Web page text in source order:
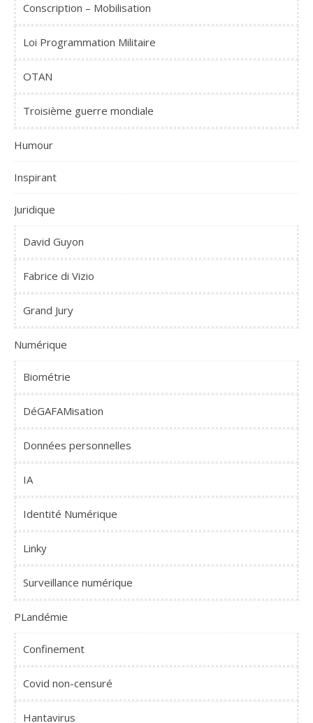
Conscription – Mobilisation
Loi Programmation Militaire
OTAN
Troisième guerre mondiale
Humour
Inspirant
Juridique
David Guyon
Fabrice di Vizio
Grand Jury
Numérique
Biométrie
DéGAFAMisation
Données personnelles
IA
Identité Numérique
Linky
Surveillance numérique
PLandémie
Confinement
Covid non-censuré
Hantavirus